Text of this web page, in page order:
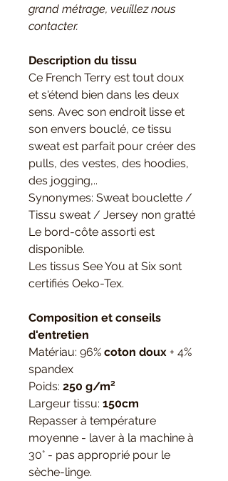
grand métrage, veuillez nous
contacter.
Description du tissu
Ce French Terry est tout doux
et s'étend bien dans les deux
sens. Avec son endroit lisse et
son envers bouclé, ce tissu
sweat est parfait pour créer des
pulls, des vestes, des hoodies,
des jogging,..
Synonymes: Sweat bouclette /
Tissu sweat / Jersey non gratté
Le bord-côte assorti est
disponible.
Les tissus See You at Six sont
certifiés Oeko-Tex.
Composition et conseils
d'entretien
Matériau: 96% coton doux + 4%
spandex
Poids: 250 g/m²
Largeur tissu: 150cm
Repasser à température
moyenne - laver à la machine à
30° - pas approprié pour le
sèche-linge.